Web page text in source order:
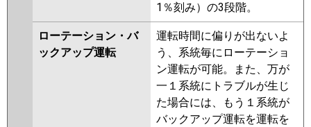
1％刻み）の3段階。
ローテーション・バ
ックアップ運転
運転時間に偏りが出ないよ
う、系統毎にローテーショ
ン運転が可能。また、万が
一１系統にトラブルが生じ
た場合には、もう１系統が
バックアップ運転を運転を